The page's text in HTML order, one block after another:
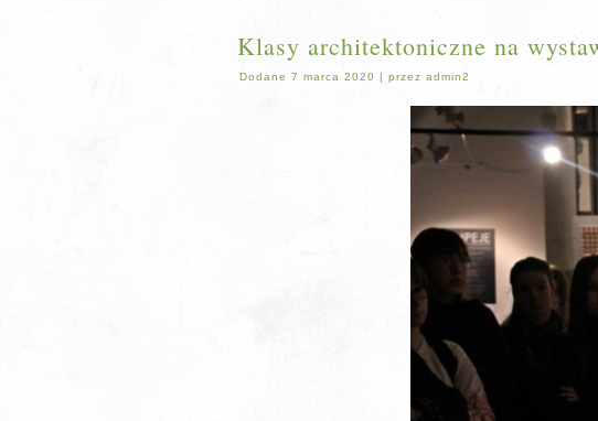
Klasy architektoniczne na
Dodane 7 marca 2020 | przez admin2